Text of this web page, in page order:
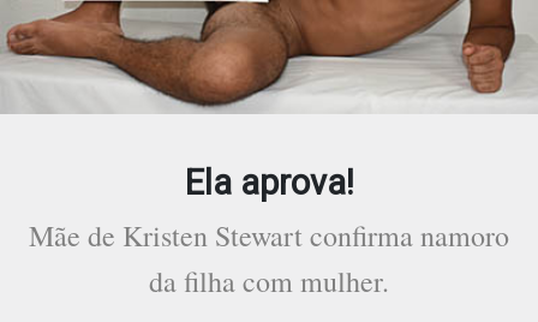
Ela aprova!
Mãe de Kristen Stewart confirma namoro
da filha com mulher.